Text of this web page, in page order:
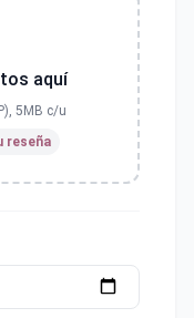
aquí
5MB c/u
reseña